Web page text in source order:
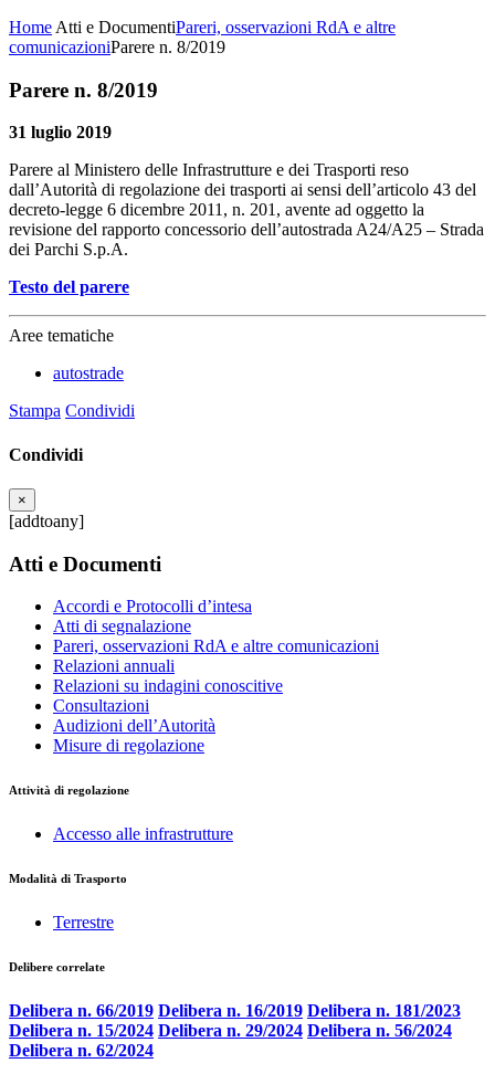
Home Atti e DocumentiPareri, osservazioni RdA e altre
comunicazioniParere n. 8/2019
Parere n. 8/2019
31 luglio 2019
Parere al Ministero delle Infrastrutture e dei Trasporti reso
dall’Autorità di regolazione dei trasporti ai sensi dell’articolo 43 del
decreto-legge 6 dicembre 2011, n. 201, avente ad oggetto la
revisione del rapporto concessorio dell’autostrada A24/A25 – Strada
dei Parchi S.p.A.
Testo del parere
Aree tematiche
autostrade
Stampa Condividi
Condividi
×
[addtoany]
Atti e Documenti
Accordi e Protocolli d’intesa
Atti di segnalazione
Pareri, osservazioni RdA e altre comunicazioni
Relazioni annuali
Relazioni su indagini conoscitive
Consultazioni
Audizioni dell’Autorità
Misure di regolazione
Attività di regolazione
Accesso alle infrastrutture
Modalità di Trasporto
Terrestre
Delibere correlate
Delibera n. 66/2019 Delibera n. 16/2019 Delibera n. 181/2023
Delibera n. 15/2024 Delibera n. 29/2024 Delibera n. 56/2024
Delibera n. 62/2024